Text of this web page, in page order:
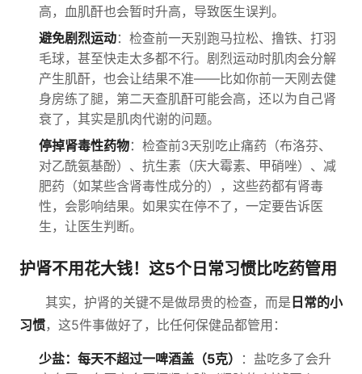
高，血肌酐也会暂时升高，导致医生误判。
避免剧烈运动：检查前一天别跑马拉松、撸铁、打羽
毛球，甚至快走太多都不行。剧烈运动时肌肉会分解
产生肌酐，也会让结果不准——比如你前一天刚去健
身房练了腿，第二天查肌酐可能会高，还以为自己肾
衰了，其实是肌肉代谢的问题。
停掉肾毒性药物：检查前3天别吃止痛药（布洛芬、
对乙酰氨基酚）、抗生素（庆大霉素、甲硝唑）、减
肥药（如某些含肾毒性成分的），这些药都有肾毒
性，会影响结果。如果实在停不了，一定要告诉医
生，让医生判断。
护肾不用花大钱！这5个日常习惯比吃药管用
其实，护肾的关键不是做昂贵的检查，而是 日常的小
习惯，这5件事做好了，比任何保健品都管用：
少盐：每天不超过一啤酒盖（5克）
：盐吃多了会升